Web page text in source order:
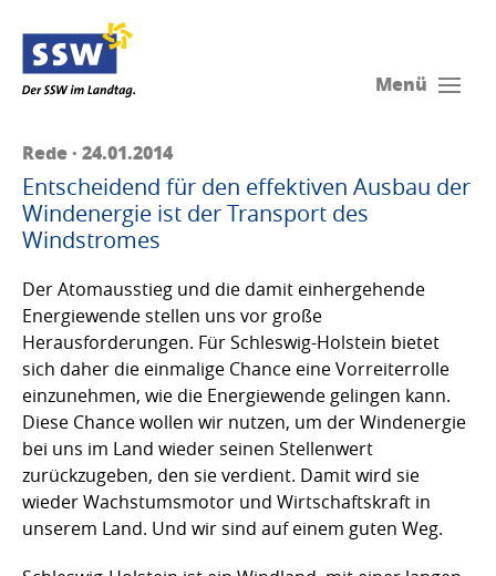
Menü
Rede · 24.01.2014
Entscheidend für den effektiven Ausbau der
Windenergie ist der Transport des
Windstromes
Der Atomausstieg und die damit einhergehende
Energiewende stellen uns vor große
Herausforderungen. Für Schleswig-Holstein bietet
sich daher die einmalige Chance eine Vorreiterrolle
einzunehmen, wie die Energiewende gelingen kann.
Diese Chance wollen wir nutzen, um der Windenergie
bei uns im Land wieder seinen Stellenwert
zurückzugeben, den sie verdient. Damit wird sie
wieder Wachstumsmotor und Wirtschaftskraft in
unserem Land. Und wir sind auf einem guten Weg.